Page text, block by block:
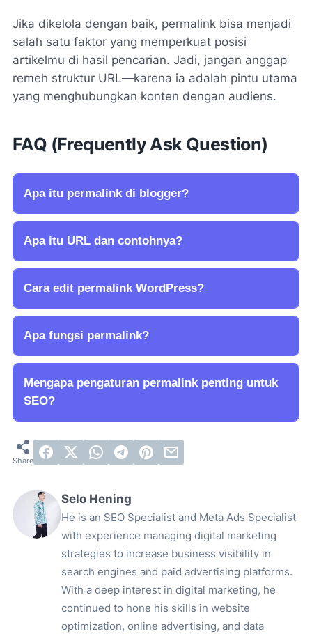
Jika dikelola dengan baik, permalink bisa menjadi
salah satu faktor yang memperkuat posisi
artikelmu di hasil pencarian. Jadi, jangan anggap
remeh struktur URL—karena ia adalah pintu utama
yang menghubungkan konten dengan audiens.
FAQ (Frequently Ask Question)
Apa itu permalink di blogger?
Apa itu URL dan contohnya?
Cara edit permalink WordPress?
Apa fungsi permalink?
Mengapa pengaturan permalink penting untuk
SEO?
Selo Hening
He is an SEO Specialist and Meta Ads Specialist
with experience managing digital marketing
strategies to increase business visibility in
search engines and paid advertising platforms.
With a deep interest in digital marketing, he
continued to hone his skills in website
optimization, online advertising, and data